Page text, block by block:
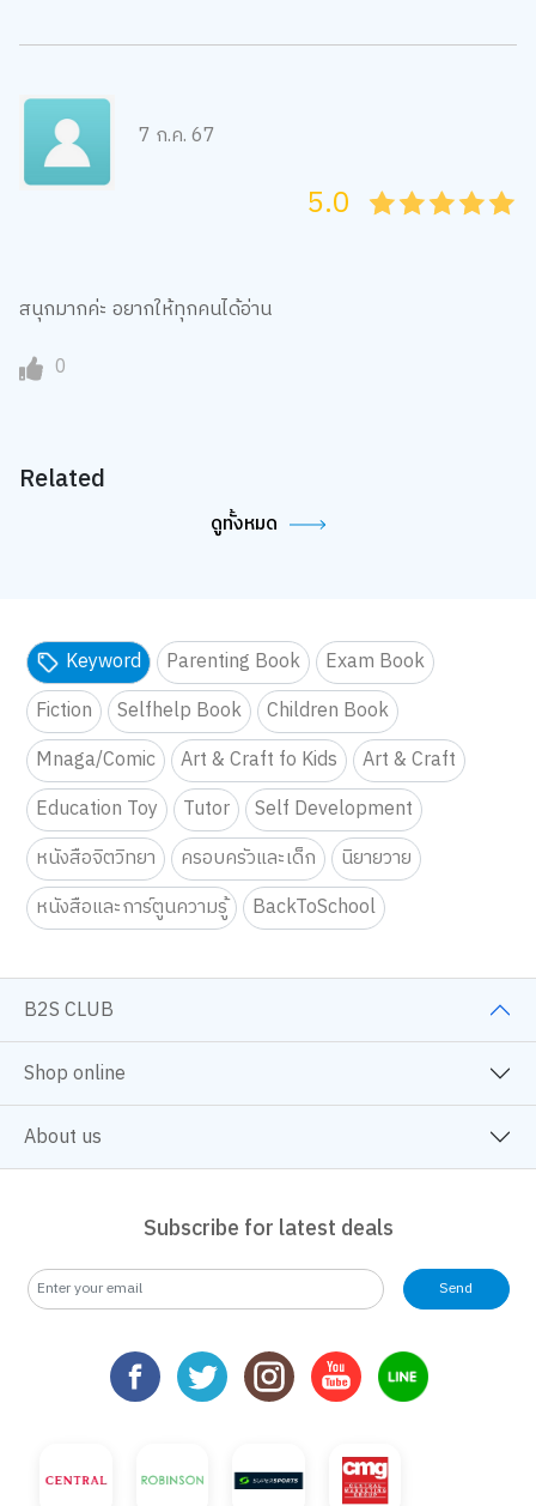
7 ก.ค. 67
45
4
35
3
25
2
15
1
05
5.0
สนุกมากค่ะ อยากให้ทุกคนได้อ่าน
0
Related
ดูทั้งหมด
Keyword Parenting Book
Exam Book
Fiction
Selfhelp Book
Children Book
Mnaga/Comic
Art & Craft fo Kids
Art & Craft
Education Toy
Tutor
Self Development
หนังสือจิตวิทยา
ครอบครัวและเด็ก
นิยายวาย
หนังสือและการ์ตูนความรู้
BackToSchool
B2S CLUB
Shop online
About us
Subscribe for latest deals
Send